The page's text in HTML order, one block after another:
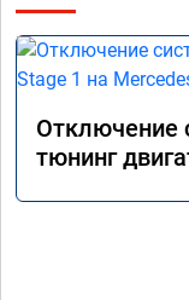
Отключение
тюнинг